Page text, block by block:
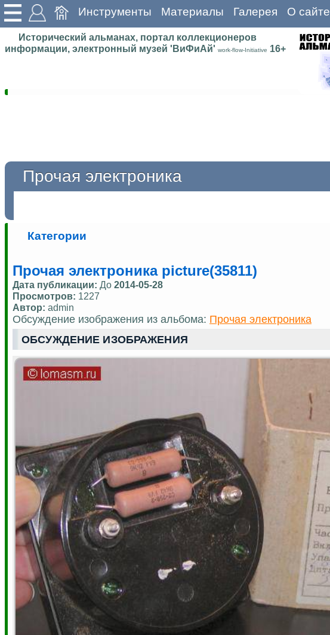
Инструменты Материалы Галерея О сайте
Исторический альманах, портал коллекционеров
информации, электронный музей 'ВиФиАй' work-flow-Initiative 16+
Прочая электроника
Категории
Прочая электроника picture(35811)
Дата публикации: До 2014-05-28
Просмотров: 1227
Автор: admin
Обсуждение изображения из альбома: Прочая электроника
ОБСУЖДЕНИЕ ИЗОБРАЖЕНИЯ